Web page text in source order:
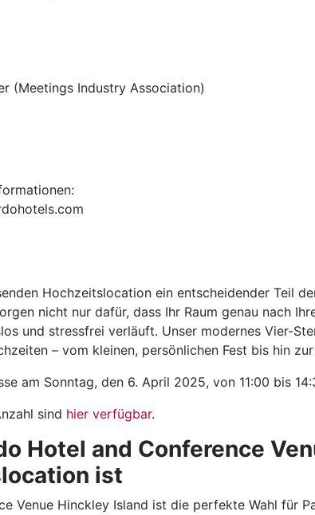
(Meetings Industry Association)
Hochzeitslocation ein entscheidender Teil
nicht nur dafür, dass Ihr Raum genau nach
und stressfrei verläuft. Unser modernes Vier-
– vom kleinen, persönlichen Fest bis hin
am Sonntag, den 6. April 2025, von 11:00 bis
sind hier verfügbar.
Hotel and Conference
ist
Venue Hinckley Island ist die perfekte Wahl für